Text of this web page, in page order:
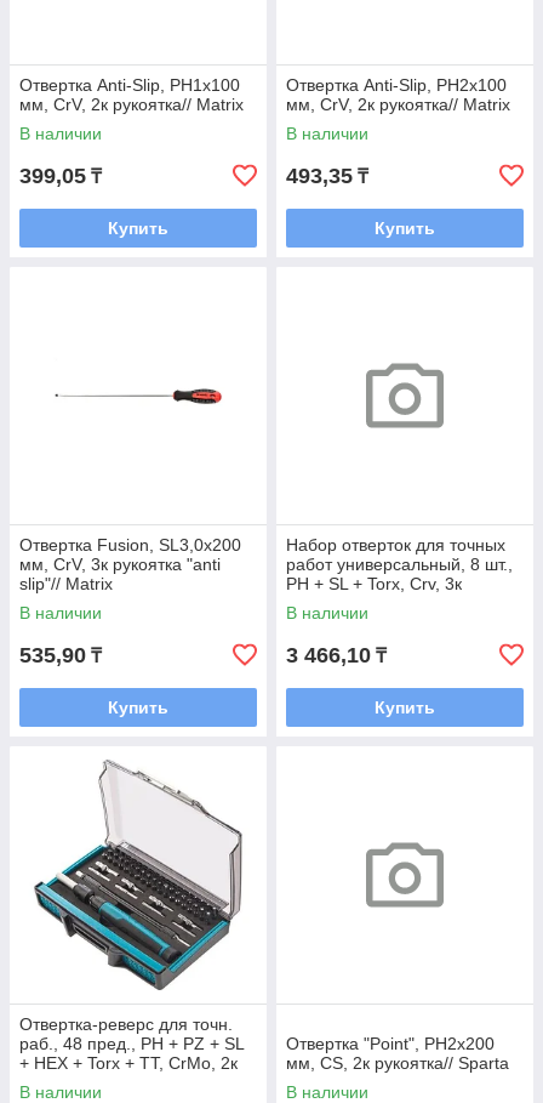
Отвертка Anti-Slip, PH1х100
мм, CrV, 2к рукоятка// Matrix
В наличии
399,05 ₸
Купить
Отвертка Anti-Slip, PH2х100
мм, CrV, 2к рукоятка// Matrix
В наличии
493,35 ₸
Купить
Отвертка Fusion, SL3,0х200
мм, CrV, 3к рукоятка "anti
slip"// Matrix
В наличии
535,90 ₸
Купить
Набор отверток для точных
работ универсальный, 8 шт.,
PH + SL + Torx, Crv, 3к
рукоятка// Matrix
В наличии
3 466,10 ₸
Купить
Отвертка-реверс для точн.
раб., 48 пред., PH + PZ + SL
+ HEX + Torx + TT, CrMo, 2к
рукоятка// Gross
В наличии
Отвертка "Point", PH2х200
мм, CS, 2к рукоятка// Sparta
В наличии